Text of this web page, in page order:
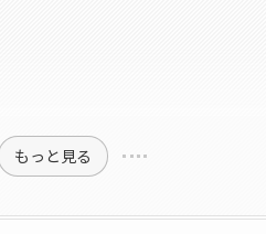
もっと見る